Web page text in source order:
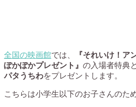
全国の映画館では、
『それいけ！
ぽかぽかプレゼント』 の入場者特典
パタうちわをプレゼントします。
こちらは小学生以下のお子さんのた